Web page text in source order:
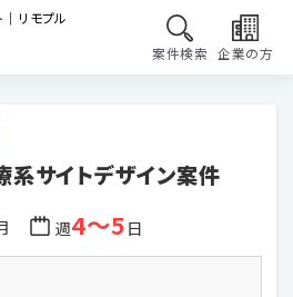
リモプル
案件検索 企業の方
系サイトデザイン案件
週4〜5日